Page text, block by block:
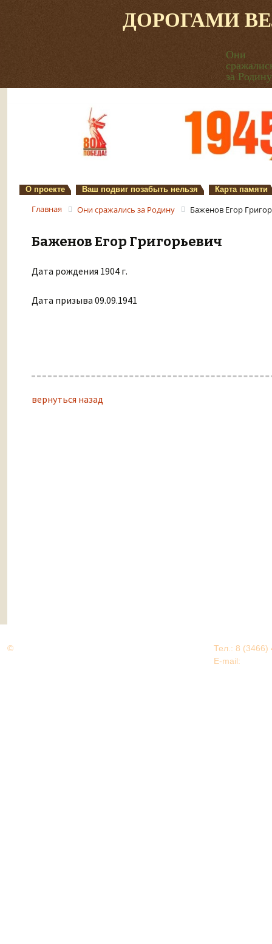
ДОРОГАМИ
Они
за Родину
О проекте Ваш подвиг позабыть нельзя Карта памяти
Главная Они сражались за Родину Баженов Егор
Баженов Егор Григорьевич
Дата рождения 1904 г.
Дата призыва 09.09.1941
вернуться назад
©
Тел.: 8 (3466)
E-mail: